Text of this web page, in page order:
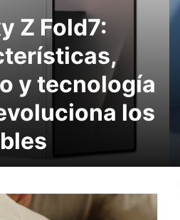
Z Fold7:
y tecnología
los